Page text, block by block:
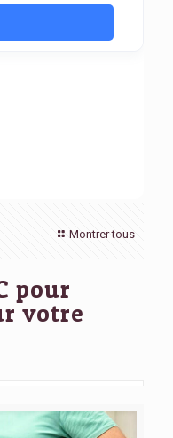
Montrer tous
pour
votre